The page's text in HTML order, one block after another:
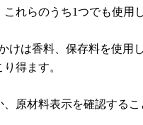
れらのうち1つでも使用
は香料、保存料を使
得ます。
原材料表示を確認するこ